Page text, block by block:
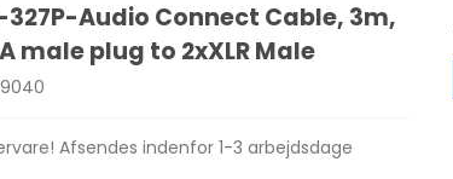
327P-Audio Connect Cable, 3m,
male plug to 2xXLR Male
Afsendes indenfor 1-3 arbejdsdage